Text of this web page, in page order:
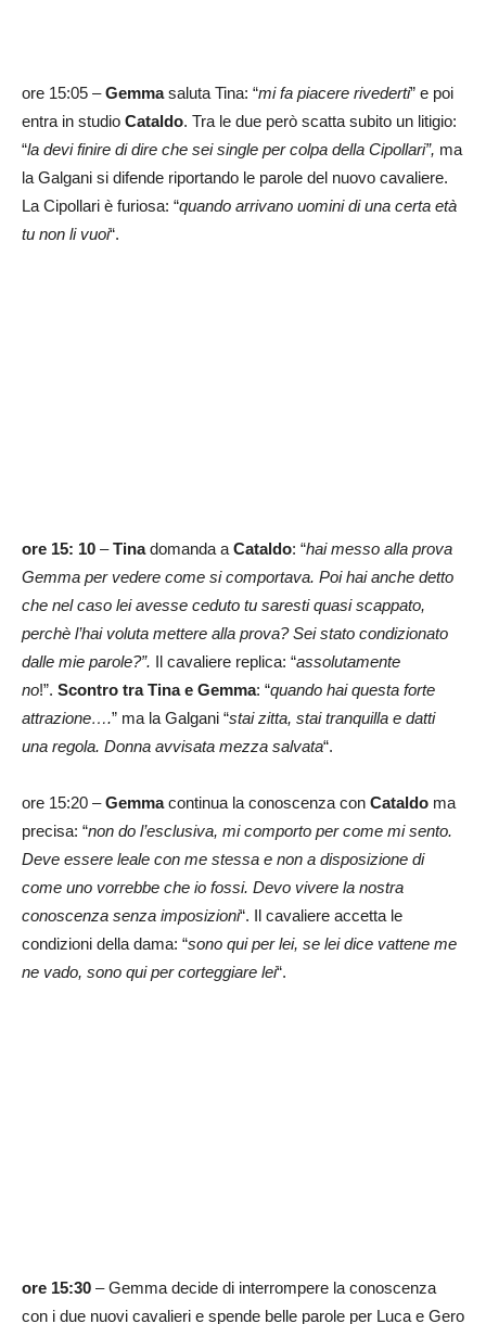
ore 15:05 –Gemmasaluta Tina: “mi fa piacere rivederti” e poi
entra in studio Cataldo. Tra le due però scatta subito un litigio:
“la devi finire di dire che sei single per colpa della Cipollari”, ma
la Galgani si difende riportando le parole del nuovo cavaliere.
La Cipollari è furiosa: “quando arrivano uomini di una certa età
tu non li vuoi“.
ore 15: 10 –Tinadomanda a Cataldo: “hai messo alla prova
Gemma per vedere come si comportava. Poi hai anche detto
che nel caso lei avesse ceduto tu saresti quasi scappato,
perchè l’hai voluta mettere alla prova? Sei stato condizionato
dalle mie parole?”. Il cavaliere replica: “assolutamente
no!”. Scontro tra Tina e Gemma: “quando hai questa forte
attrazione….” ma la Galgani “stai zitta, stai tranquilla e datti
una regola. Donna avvisata mezza salvata“.
ore 15:20 –Gemmacontinua la conoscenza con Cataldo ma
precisa: “non do l’esclusiva, mi comporto per come mi sento.
Deve essere leale con me stessa e non a disposizione di
come uno vorrebbe che io fossi. Devo vivere la nostra
conoscenza senza imposizioni“. Il cavaliere accetta le
condizioni della dama: “sono qui per lei, se lei dice vattene me
ne vado, sono qui per corteggiare lei“.
ore 15:30 – Gemma decide di interrompere la conoscenza
con i due nuovi cavalieri e spende belle parole per Luca e Gero